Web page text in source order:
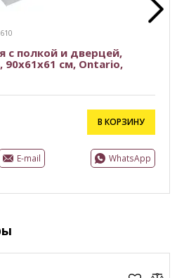
с полкой и дверцей,
см, Ontario,
В КОРЗИНУ
E-mail WhatsApp